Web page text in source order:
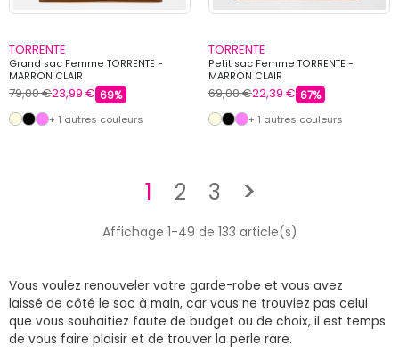
TORRENTE
Grand sac Femme TORRENTE -
MARRON CLAIR
79,00 €23,99 € 69%
+ 1 autres couleurs
TORRENTE
Petit sac Femme TORRENTE -
MARRON CLAIR
69,00 €22,39 € 67%
+ 1 autres couleurs
1 2 3 >Suivant
Affichage 1-49 de 133 article(s)
Vous voulez renouveler votre garde-robe et vous avez
laissé de côté le sac à main, car vous ne trouviez pas celui
que vous souhaitiez faute de budget ou de choix, il est temps
de vous faire plaisir et de trouver la perle rare.